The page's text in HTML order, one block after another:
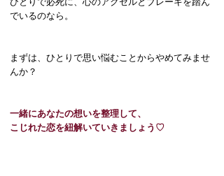
でいるのなら。
まずは、ひとりで思い悩むことからやめてみませ
んか？
一緒にあなたの想いを整理して、
こじれた恋を紐解いていきましょう♡